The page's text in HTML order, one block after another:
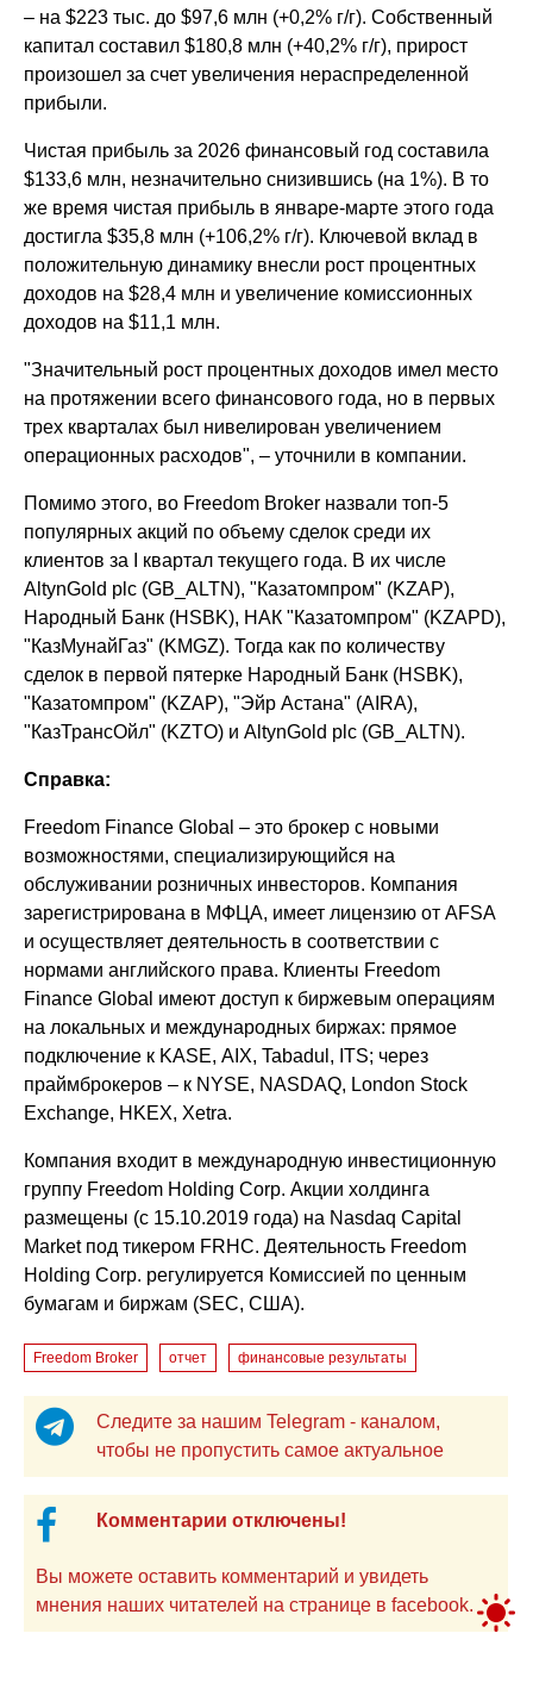
– на $223 тыс. до $97,6 млн (+0,2% г/г). Собственный
капитал составил $180,8 млн (+40,2% г/г), прирост
произошел за счет увеличения нераспределенной
прибыли.
Чистая прибыль за 2026 финансовый год составила
$133,6 млн, незначительно снизившись (на 1%). В то
же время чистая прибыль в январе-марте этого года
достигла $35,8 млн (+106,2% г/г). Ключевой вклад в
положительную динамику внесли рост процентных
доходов на $28,4 млн и увеличение комиссионных
доходов на $11,1 млн.
"Значительный рост процентных доходов имел место
на протяжении всего финансового года, но в первых
трех кварталах был нивелирован увеличением
операционных расходов", – уточнили в компании.
Помимо этого, во Freedom Broker назвали топ-5
популярных акций по объему сделок среди их
клиентов за I квартал текущего года. В их числе
AltynGold plc (GB_ALTN), "Казатомпром" (KZAP),
Народный Банк (HSBK), НАК "Казатомпром" (KZAPD),
"КазМунайГаз" (KMGZ). Тогда как по количеству
сделок в первой пятерке Народный Банк (HSBK),
"Казатомпром" (KZAP), "Эйр Астана" (AIRA),
"КазТрансОйл" (KZTO) и AltynGold plc (GB_ALTN).
Справка:
Freedom Finance Global – это брокер с новыми
возможностями, специализирующийся на
обслуживании розничных инвесторов. Компания
зарегистрирована в МФЦА, имеет лицензию от AFSA
и осуществляет деятельность в соответствии с
нормами английского права. Клиенты Freedom
Finance Global имеют доступ к биржевым операциям
на локальных и международных биржах: прямое
подключение к KASE, AIX, Tabadul, ITS; через
праймброкеров – к NYSE, NASDAQ, London Stock
Exchange, HKEX, Xetra.
Компания входит в международную инвестиционную
группу Freedom Holding Corp. Акции холдинга
размещены (с 15.10.2019 года) на Nasdaq Capital
Market под тикером FRHC. Деятельность Freedom
Holding Corp. регулируется Комиссией по ценным
бумагам и биржам (SEC, США).
Freedom Broker отчет финансовые результаты
Следите за нашим Telegram - каналом,
чтобы не пропустить самое актуальное
Комментарии отключены!
Вы можете оставить комментарий и увидеть
мнения наших читателей на странице в facebook.